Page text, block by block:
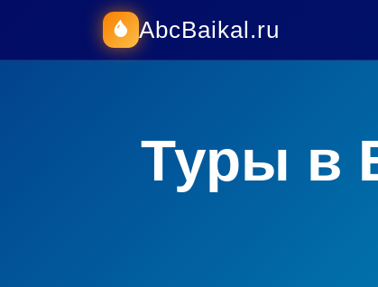
AbcBaikal.ru
Туры в